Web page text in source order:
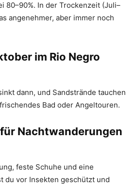
80–90%. In der Trockenzeit (Juli–
angenehmer, aber immer noch
im Rio Negro
dann, und Sandstrände tauchen
Bad oder Angeltouren.
Nachtwanderungen
feste Schuhe und eine
du vor Insekten geschützt und